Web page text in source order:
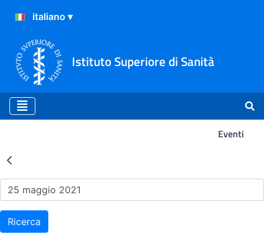
Istituto Superiore di Sanità
Eventi
Risultati della Ricerca -
Ricerca